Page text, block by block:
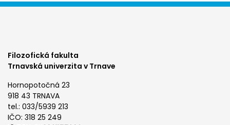
Filozofická fakulta
Trnavská univerzita v Trnave
Hornopotočná 23
918 43 TRNAVA
tel.: 033/5939 213
IČO: 318 25 249